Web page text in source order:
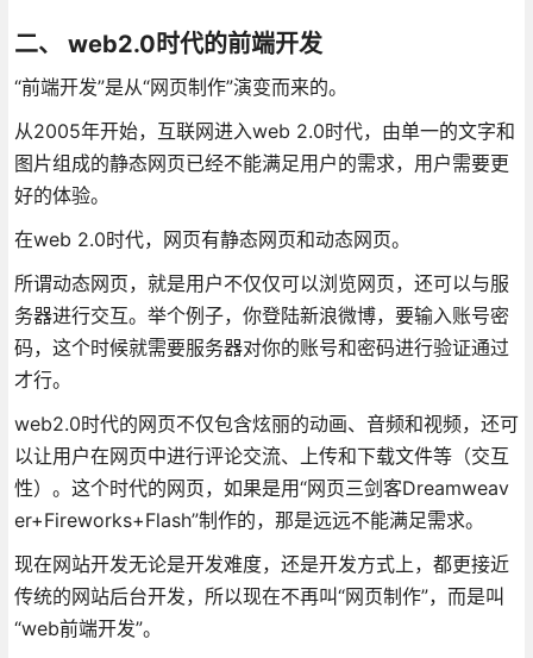
二、 web2.0时代的前端开发
“前端开发”是从“网页制作”演变而来的。
从2005年开始，互联网进入web 2.0时代，由单一的文字和
图片组成的静态网页已经不能满足用户的需求，用户需要更
好的体验。
在web 2.0时代，网页有静态网页和动态网页。
所谓动态网页，就是用户不仅仅可以浏览网页，还可以与服
务器进行交互。举个例子，你登陆新浪微博，要输入账号密
码，这个时候就需要服务器对你的账号和密码进行验证通过
才行。
web2.0时代的网页不仅包含炫丽的动画、音频和视频，还可
以让用户在网页中进行评论交流、上传和下载文件等（交互
性）。这个时代的网页，如果是用“网页三剑客Dreamweav
er+Fireworks+Flash”制作的，那是远远不能满足需求。
现在网站开发无论是开发难度，还是开发方式上，都更接近
传统的网站后台开发，所以现在不再叫“网页制作”，而是叫
“web前端开发”。